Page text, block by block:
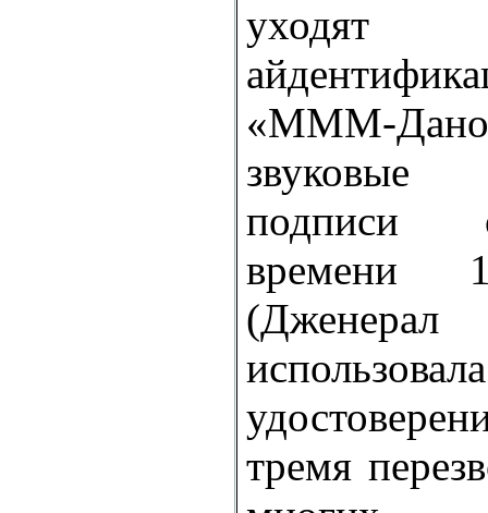
уходят
«МММ-
подписи
времени
тремя